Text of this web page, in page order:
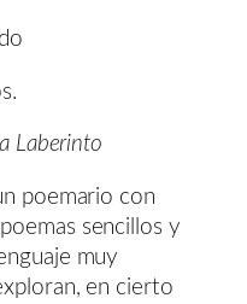
Laberinto
poemario con
sencillos y
muy
en cierto